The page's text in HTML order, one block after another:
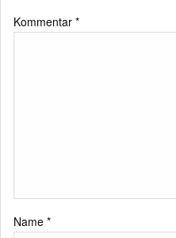
Kommentar *
Name *